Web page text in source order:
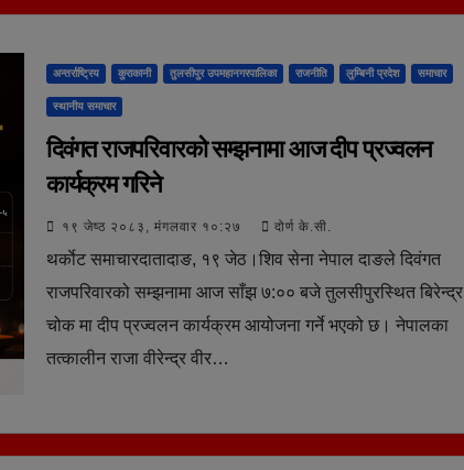
अन्तर्राष्ट्रिय कुराकानी तुलसीपुर उपमहानगरपालिका राजनीति लुम्बिनी प्रदेश समाचार
स्थानीय समाचार
दिवंगत राजपरिवारको सम्झनामा आज दीप प्रज्वलन
कार्यक्रम गरिने
१९ जेष्ठ २०८३, मंगलवार १०:२७ दोर्ण के.सी.
थर्काेट समाचारदातादाङ, १९ जेठ।शिव सेना नेपाल दाङले दिवंगत
राजपरिवारको सम्झनामा आज साँझ ७:०० बजे तुलसीपुरस्थित बिरेन्द्र
चोक मा दीप प्रज्वलन कार्यक्रम आयोजना गर्ने भएको छ। नेपालका
तत्कालीन राजा वीरेन्द्र वीर…